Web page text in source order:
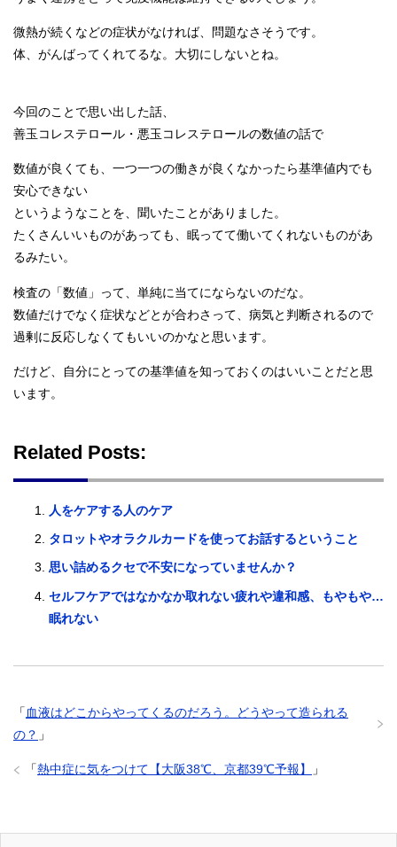
微熱が続くなどの症状がなければ、問題なさそうです。
体、がんばってくれてるな。大切にしないとね。
今回のことで思い出した話、
善玉コレステロール・悪玉コレステロールの数値の話で
数値が良くても、一つ一つの働きが良くなかったら基準値内でも
安心できない
というようなことを、聞いたことがありました。
たくさんいいものがあっても、眠ってて働いてくれないものがあ
るみたい。
検査の「数値」って、単純に当てにならないのだな。
数値だけでなく症状などとが合わさって、病気と判断されるので
過剰に反応しなくてもいいのかなと思います。
だけど、自分にとっての基準値を知っておくのはいいことだと思
います。
Related Posts:
人をケアする人のケア
タロットやオラクルカードを使ってお話するということ
思い詰めるクセで不安になっていませんか？
セルフケアではなかなか取れない疲れや違和感、もやもや…
眠れない
「血液はどこからやってくるのだろう。どうやって造られる
の？ 」
「熱中症に気をつけて【大阪38℃、京都39℃予報】 」